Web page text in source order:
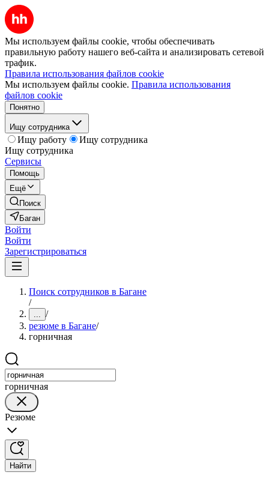
Мы используем файлы cookie, чтобы обеспечивать
правильную работу нашего веб-сайта и анализировать сетевой
трафик.
Правила использования файлов cookie
Мы используем файлы cookie. Правила использования
файлов cookie
Понятно
Ищу сотрудника
Ищу работу
Ищу сотрудника
Ищу сотрудника
Сервисы
Помощь
Ещё
Поиск
Баган
Войти
Войти
Зарегистрироваться
Поиск сотрудников в Багане
/
... /
резюме в Багане/
горничная
горничная
Резюме
Найти